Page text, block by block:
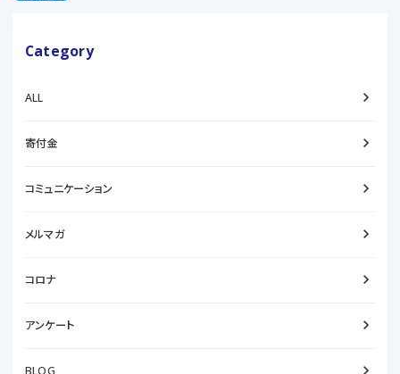
Category
ALL keyboard_arrow_right
寄付金 keyboard_arrow_right
コミュニケーション keyboard_arrow_right
メルマガ keyboard_arrow_right
コロナ keyboard_arrow_right
アンケート keyboard_arrow_right